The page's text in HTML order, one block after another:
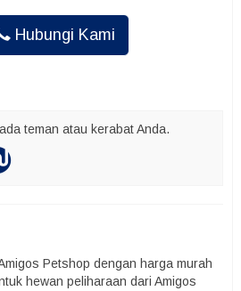
Hubungi Kami
teman atau kerabat Anda.
Petshop dengan harga murah
hewan peliharaan dari Amigos
Akhmad Insani
Kalo kirim burung ada batas